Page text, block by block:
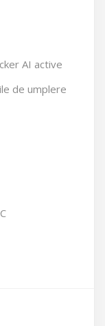
AI active
de umplere